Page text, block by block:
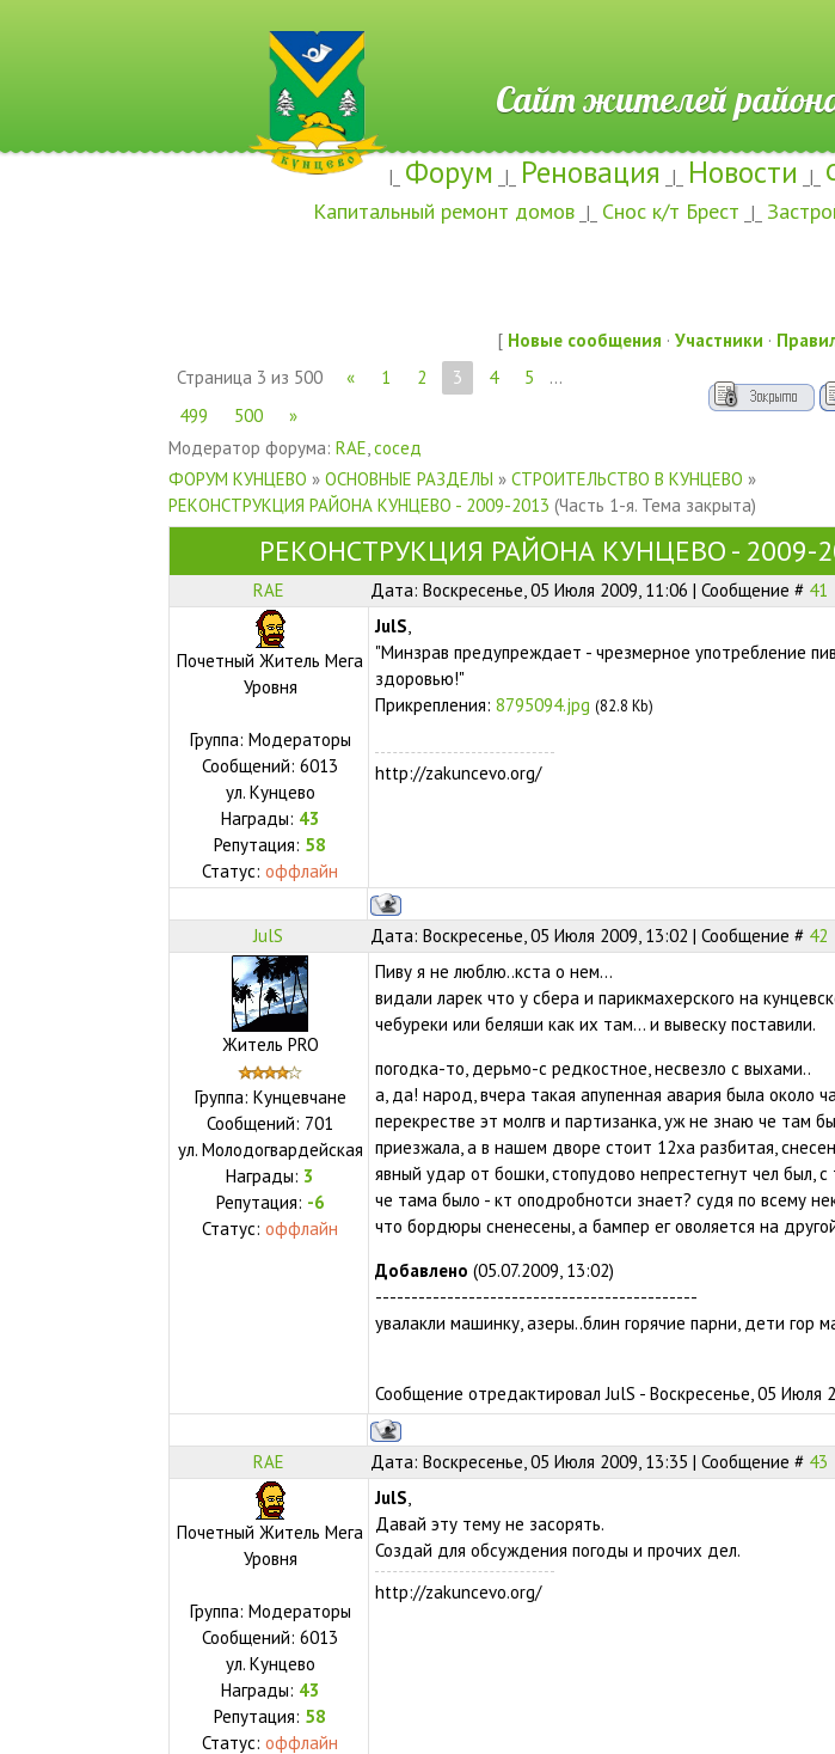
Сайт жителей
|_ Форум _|_ Реновация _|_ Новости _|_
Капитальный ремонт домов _|_ Снос к/т Брест _|_
[ Новые сообщения · Участники ·
Страница 3 из 500 « 1 2 3 4 5
…
499
500
»
Модератор форума: RAE сосед
ФОРУМ КУНЦЕВО » ОСНОВНЫЕ РАЗДЕЛЫ » СТРОИТЕЛЬСТВО В КУНЦЕВО »
РЕКОНСТРУКЦИЯ РАЙОНА КУНЦЕВО - 2009-2013 (Часть 1-я. Тема закрыта)
РЕКОНСТРУКЦИЯ РАЙОНА КУНЦЕВО - 2009-
RAE Дата: Воскресенье, 05 Июля 2009, 11:06 | Сообщение # 41
Почетный Житель Мега
Уровня
Группа: Модераторы
Сообщений:6013
ул. Кунцево
Награды: 43
Репутация: 58
Статус:оффлайн
JulS
"Минзрав предупреждает - чрезмерное употребление
здоровью!"
Прикрепления: 8795094.jpg (82.8 Kb)
http://zakuncevo.org/
JulS Дата: Воскресенье, 05 Июля 2009, 13:02 | Сообщение # 42
Житель PRO
Группа: Кунцевчане
Сообщений: 701
ул. Молодогвардейская
Награды: 3
Репутация: -6
Статус:оффлайн
Пиву я не люблю..кста о нем...
видали ларек что у сбера и парикмахерского на
чебуреки или беляши как их там... и вывеску поставили.
погодка-то, дерьмо-с редкостное, несвезло с выхами..
а, да! народ, вчера такая апупенная авария была около
перекрестве эт молгв и партизанка, уж не знаю че там
приезжала, а в нашем дворе стоит 12ха разбитая,
явный удар от бошки, стопудово непрестегнут чел был, с
че тама было - кт оподробнотси знает? судя по всему
что бордюры сненесены, а бампер ег оволяется на
Добавлено (05.07.2009, 13:02)
---------------------------------------------
увалакли машинку, азеры..блин горячие парни, дети гор
Сообщение отредактировал JulS - Воскресенье, 05 Июля
RAE Дата: Воскресенье, 05 Июля 2009, 13:35 | Сообщение # 43
Почетный Житель Мега
Уровня
Группа: Модераторы
Сообщений:6013
ул. Кунцево
Награды: 43
Репутация: 58
Статус:оффлайн
JulS
Давай эту тему не засорять.
Создай для обсуждения погоды и прочих дел.
http://zakuncevo.org/